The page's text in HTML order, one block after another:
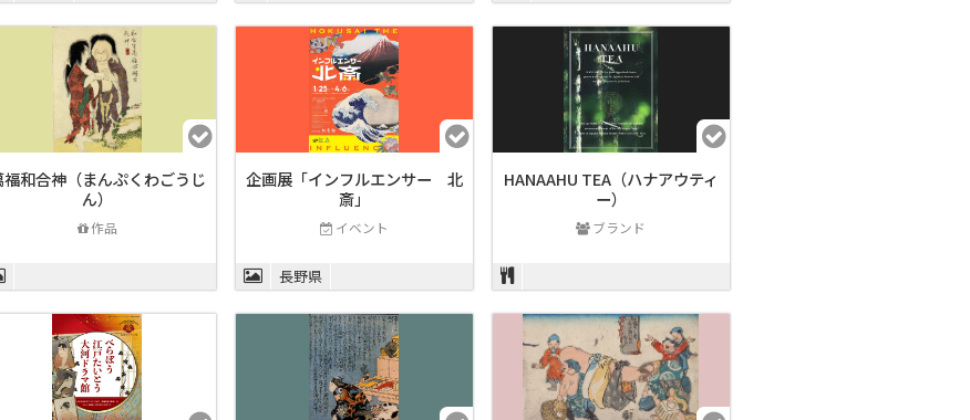
福和合神（まんぷくわごうじ
ん）
作品
企画展「インフルエンサー 北
斎」
イベント
長野県
HANAAHU TEA（ハナアウティ
ー）
ブランド